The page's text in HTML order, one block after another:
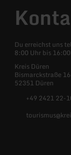
Du erreichst uns
8:00 Uhr bis
Kreis Düren
Bismarckstraße 16
52351 Düren
+49 2421 22-